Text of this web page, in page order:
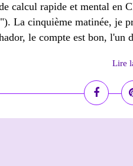
calcul rapide et mental en
La cinquième matinée, je
le compte est bon, l'un
Lire